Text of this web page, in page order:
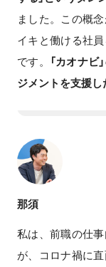
ました。この概
イキと働ける社
です。 「カオナ
ジメントを支援し
那須
私は、前職の仕
が、コロナ禍に